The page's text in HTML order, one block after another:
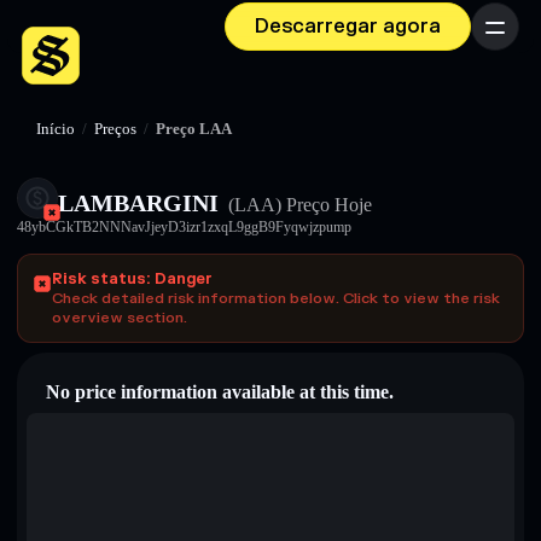
Descarregar agora Menu
Início / Preços / Preço LAA
LAMBARGINI (LAA) Preço Hoje
48ybCGkTB2NNNavJjeyD3izr1zxqL9ggB9Fyqwjzpump
Risk status: Danger
Check detailed risk information below. Click to view the risk
overview section.
No price information available at this time.